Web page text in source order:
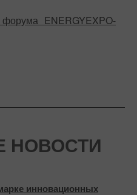
форума ENERGYEXPO-
НОВОСТИ
инновационных